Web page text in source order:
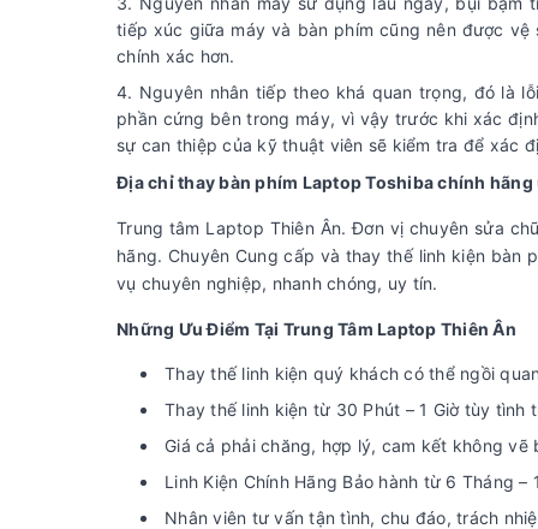
tiếp xúc giữa máy và bàn phím cũng nên được
chính xác hơn.
Nguyên nhân tiếp theo khá quan trọng, đó là
phần cứng bên trong máy, vì vậy trước khi xác
sự can thiệp của kỹ thuật viên sẽ kiểm tra để xác
Địa chỉ thay bàn phím Laptop Toshiba chính hãng
Trung tâm Laptop Thiên Ân. Đơn vị chuyên sửa
hãng. Chuyên Cung cấp và thay thế linh kiện bàn
vụ chuyên nghiệp, nhanh chóng, uy tín.
Những Ưu Điểm Tại Trung Tâm Laptop Thiên Ân
Thay thế linh kiện quý khách có thể ngồi
Thay thế linh kiện từ 30 Phút – 1 Giờ tùy tình
Giá cả phải chăng, hợp lý, cam kết không
Linh Kiện Chính Hãng Bảo hành từ 6 Tháng –
Nhân viên tư vấn tận tình, chu đáo, trách